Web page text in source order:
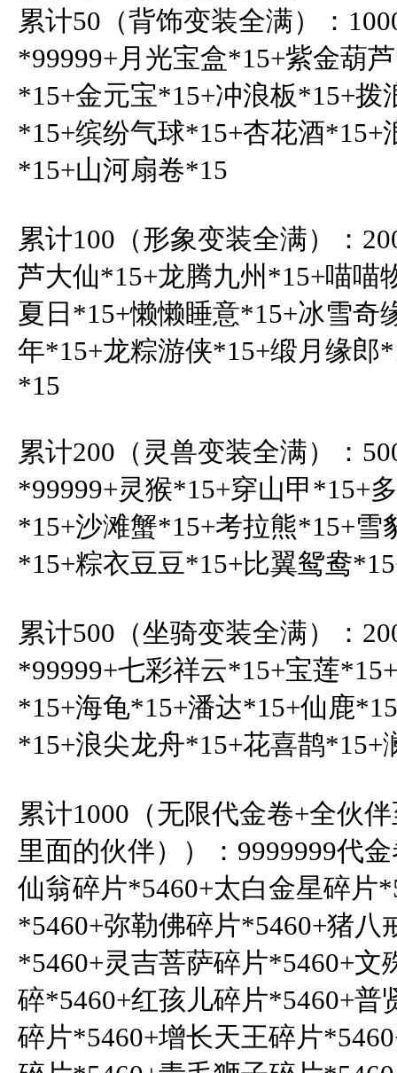
累计50（背饰变装全满）：
*99999+月光宝盒*15+紫金葫
*15+金元宝*15+冲浪板*15+拨
*15+缤纷气球*15+杏花酒*15+
*15+山河扇卷*15
累计100（形象变装全满）：
芦大仙*15+龙腾九州*15+喵喵
夏日*15+懒懒睡意*15+冰雪奇
年*15+龙粽游侠*15+缎月缘郎
*15
累计200（灵兽变装全满）：
*99999+灵猴*15+穿山甲*15+
*15+沙滩蟹*15+考拉熊*15+雪
*15+粽衣豆豆*15+比翼鸳鸯
累计500（坐骑变装全满）：
*99999+七彩祥云*15+宝莲
*15+海龟*15+潘达*15+仙鹿
*15+浪尖龙舟*15+花喜鹊*15+
累计1000（无限代金卷+全伙
里面的伙伴））：9999999代
仙翁碎片*5460+太白金星碎片
*5460+弥勒佛碎片*5460+猪八
*5460+灵吉菩萨碎片*5460+文
碎*5460+红孩儿碎片*5460+普
碎片*5460+增长天王碎片